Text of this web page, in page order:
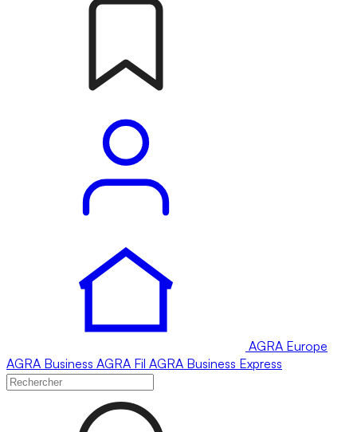
AGRA Europe
AGRA Business AGRA Fil AGRA Business Express